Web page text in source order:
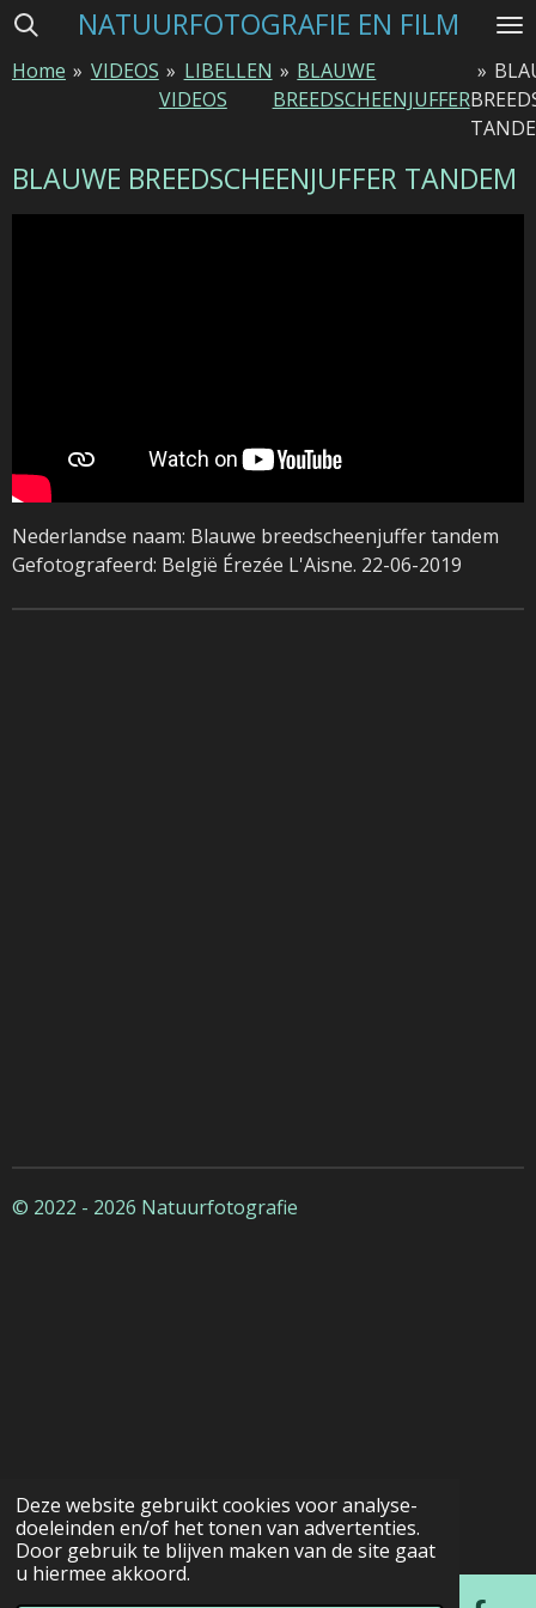
Deze website gebruikt cookies voor analyse-
doeleinden en/of het tonen van advertenties.
Door gebruik te blijven maken van de site gaat
u hiermee akkoord.
Ga
naar
NATUURFOTOGRAFIE EN FILM
Home » VIDEOS » LIBELLEN
VIDEOS
» BLAUWE
BREEDSCHEENJUFFER
»
BLAUWE BREEDSCHEENJUFFER TANDEM
Nederlandse naam: Blauwe breedscheenjuffer tandem
Gefotografeerd: België Érezée L'Aisne. 22-06-2019
© 2022 - 2026 Natuurfotografie